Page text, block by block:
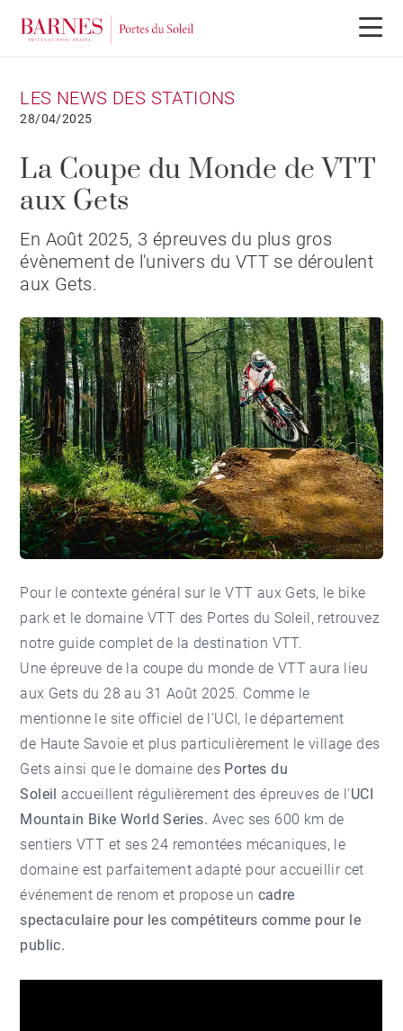
LES NEWS DES STATIONS
28/04/2025
La Coupe du Monde de VTT
aux Gets
En Août 2025, 3 épreuves du plus gros
évènement de l'univers du VTT se déroulent
aux Gets.
Pour le contexte général sur le VTT aux Gets, le bike
park et le domaine VTT des Portes du Soleil, retrouvez
notre guide complet de la destination VTT.
Une épreuve de la coupe du monde de VTT aura lieu
aux Gets du 28 au 31 Août 2025. Comme le
mentionne le site officiel de l'UCI, le département
de Haute Savoie et plus particulièrement le village des
Gets ainsi que le domaine des Portes du
Soleil accueillent régulièrement des épreuves de l'UCI
Mountain Bike World Series. Avec ses 600 km de
sentiers VTT et ses 24 remontées mécaniques, le
domaine est parfaitement adapté pour accueillir cet
événement de renom et propose un cadre
spectaculaire pour les compétiteurs comme pour le
public.